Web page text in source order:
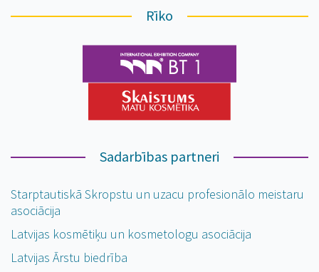
Rīko
Sadarbības partneri
Starptautiskā Skropstu un uzacu profesionālo meistaru
asociācija
Latvijas kosmētiķu un kosmetologu asociācija
Latvijas Ārstu biedrība